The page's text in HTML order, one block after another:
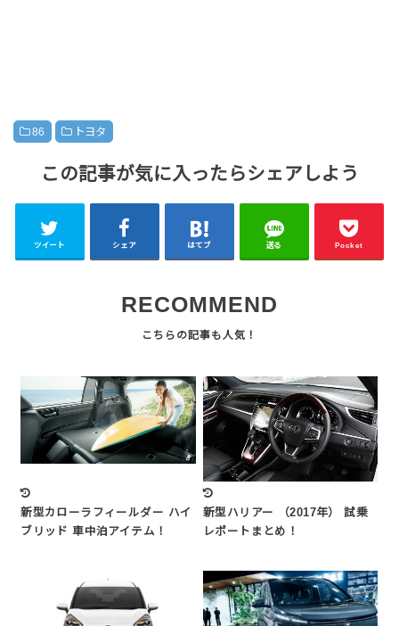
86 トヨタ
この記事が気に入ったらシェアしよう
ツイート シェア はてブ 送る Pocket
RECOMMEND
新型カローラフィールダー ハイ
ブリッド 車中泊アイテム！
新型ハリアー （2017年） 試乗
レポートまとめ！